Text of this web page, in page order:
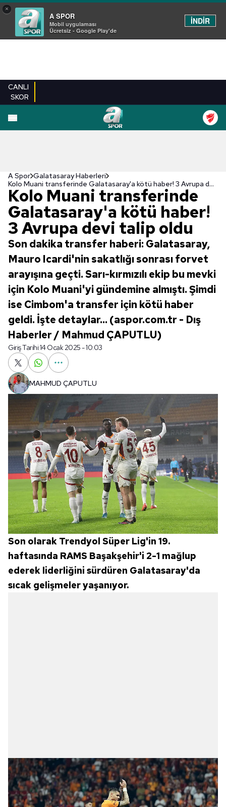
×
A SPOR
Mobil uygulaması
Ücretsiz - Google Play'de
İNDİR
CANLI
SKOR
A Spor Galatasaray Haberleri
Kolo Muani transferinde Galatasaray'a kötü haber! 3 Avrupa devi talip oldu
Kolo Muani transferinde
Galatasaray'a kötü haber!
3 Avrupa devi talip oldu
Son dakika transfer haberi: Galatasaray,
Mauro Icardi'nin sakatlığı sonrası forvet
arayışına geçti. Sarı-kırmızılı ekip bu mevki
için Kolo Muani'yi gündemine almıştı. Şimdi
ise Cimbom'a transfer için kötü haber
geldi. İşte detaylar... (aspor.com.tr - Dış
Haberler / Mahmud ÇAPUTLU)
Giriş Tarihi:14 Ocak 2025 - 10:03
MAHMUD ÇAPUTLU
Son olarak Trendyol Süper Lig'in 19.
haftasında RAMS Başakşehir'i 2-1 mağlup
ederek liderliğini sürdüren Galatasaray'da
sıcak gelişmeler yaşanıyor.